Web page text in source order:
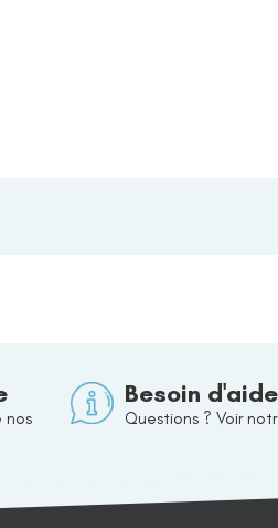
nos
Besoin
Questions ? Voir